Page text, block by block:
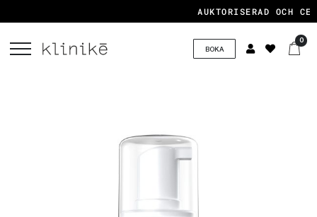
AUKTORISERAD OCH
BOKA
0